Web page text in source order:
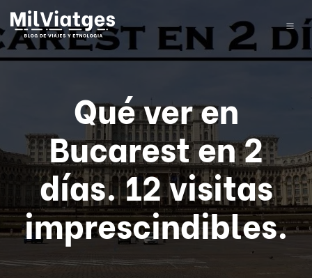
Qué ver en
Bucarest en 2
días. 12 visitas
imprescindibles.